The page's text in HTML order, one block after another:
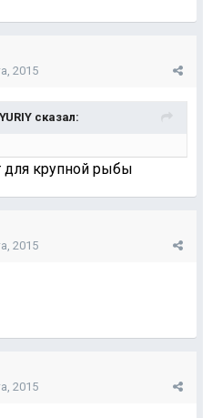
2015
сказал:
для крупной рыбы
2015
2015